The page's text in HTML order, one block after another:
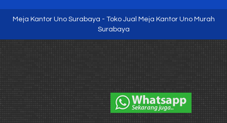
Meja Kantor Uno Surabaya - Toko Jual Meja Kantor Uno Murah
Surabaya